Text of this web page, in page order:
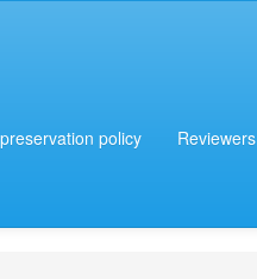
policy Reviewers